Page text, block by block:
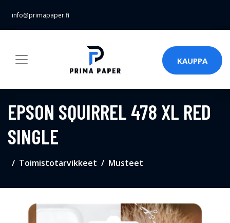
info@primapaper.fi
KAUPPA
EPSON SQUIRREL 478 XL RED
SINGLE
Toimistotarvikkeet Musteet